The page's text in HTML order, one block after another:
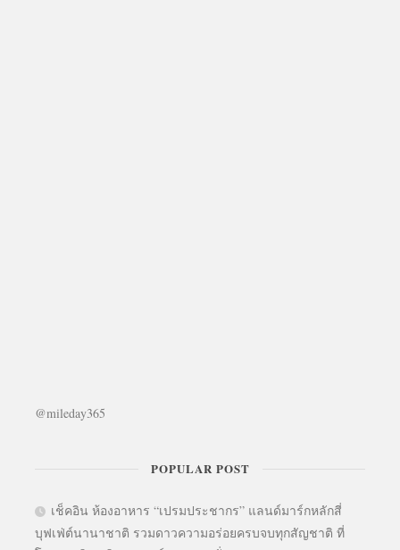
@mileday365
POPULAR POST
เช็คอิน ห้องอาหาร “เปรมประชากร” แลนด์มาร์กหลักสี่
บุฟเฟ่ต์นานาชาติ รวมดาวความอร่อยครบจบทุกสัญชาติ ที่